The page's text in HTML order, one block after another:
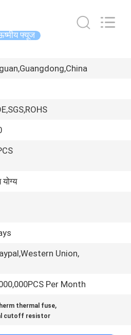
फ्यूज
योग्य
Union,
Per Month
thermal fuse,
cutoff resistor